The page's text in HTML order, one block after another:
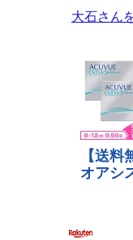
大石さん